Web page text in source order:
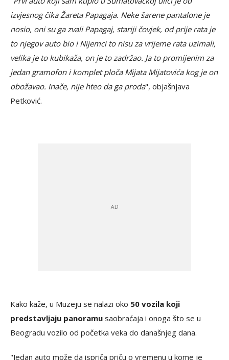
izvjesnog čika Žareta Papagaja. Neke šarene pantalone je
nosio, oni su ga zvali Papagaj, stariji čovjek, od prije rata je
to njegov auto bio i Nijemci to nisu za vrijeme rata uzimali,
velika je to kubikaža, on je to zadržao. Ja to promijenim za
jedan gramofon i komplet ploča Mijata Mijatovića kog je on
obožavao. Inače, nije hteo da ga proda", objašnjava
Petković.
Kako kaže, u Muzeju se nalazi oko 50 vozila koji
predstavljaju panoramu saobraćaja i onoga što se u
Beogradu vozilo od početka veka do današnjeg dana.
"Jedan auto može da ispriča priču o vremenu u kome je